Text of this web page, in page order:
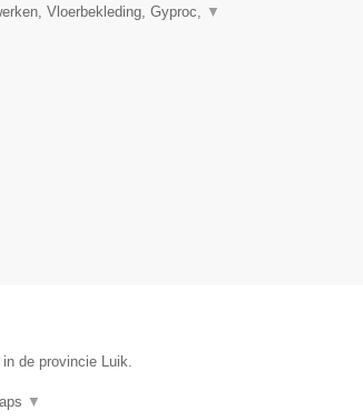
Vloerbekleding, Gyproc, ▼
de provincie Luik.
▼